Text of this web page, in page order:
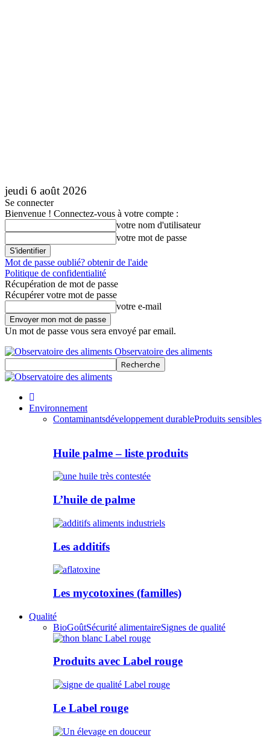
jeudi 6 août 2026
Se connecter
Bienvenue ! Connectez-vous à votre compte :
votre nom d'utilisateur
votre mot de passe
Mot de passe oublié? obtenir de l'aide
Politique de confidentialité
Récupération de mot de passe
Récupérer votre mot de passe
votre e-mail
Un mot de passe vous sera envoyé par email.
Observatoire des aliments
Environnement
Contaminantsdéveloppement durableProduits sensibles
Huile palme – liste produits
L’huile de palme
Les additifs
Les mycotoxines (familles)
Qualité
BioGoûtSécurité alimentaireSignes de qualité
Produits avec Label rouge
Le Label rouge